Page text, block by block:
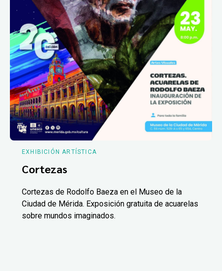
EXHIBICIÓN ARTÍSTICA
Cortezas
Cortezas de Rodolfo Baeza en el Museo de la
Ciudad de Mérida. Exposición gratuita de acuarelas
sobre mundos imaginados.